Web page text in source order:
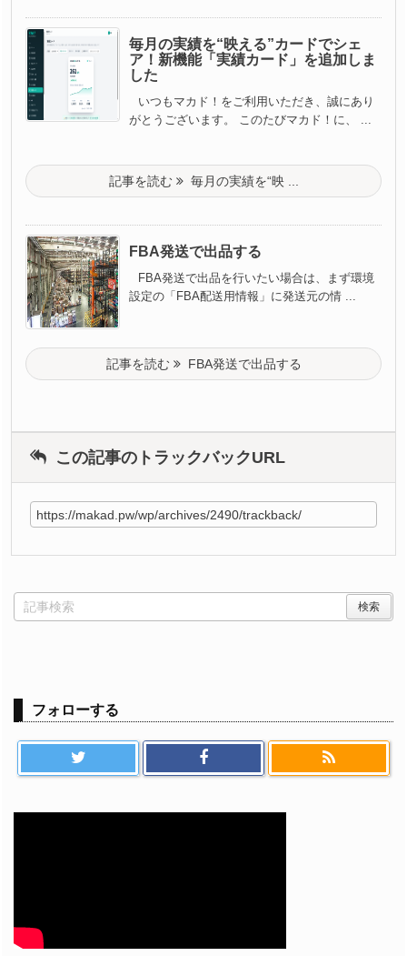
毎月の実績を“映える”カードでシェ
ア！新機能「実績カード」を追加しま
した
いつもマカド！をご利用いただき、誠にあり
がとうございます。 このたびマカド！に、 ...
記事を読む 毎月の実績を“映 ...
FBA発送で出品する
FBA発送で出品を行いたい場合は、まず環境
設定の「FBA配送用情報」に発送元の情 ...
記事を読む FBA発送で出品する
この記事のトラックバックURL
フォローする